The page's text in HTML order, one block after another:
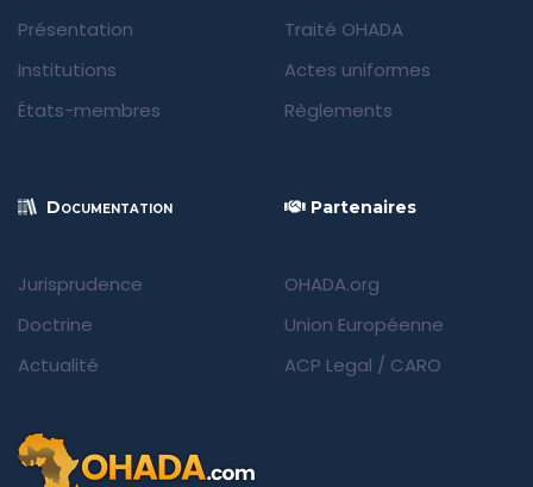
Présentation
Institutions
États-membres
Traité OHADA
Actes uniformes
Règlements
Documentation
Jurisprudence
Doctrine
Actualité
Partenaires
OHADA.org
Union Européenne
ACP Legal / CARO